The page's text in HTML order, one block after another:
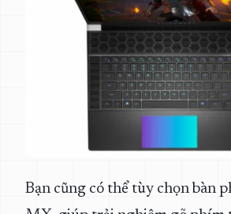
Bạn cũng có thể tùy chọn bàn